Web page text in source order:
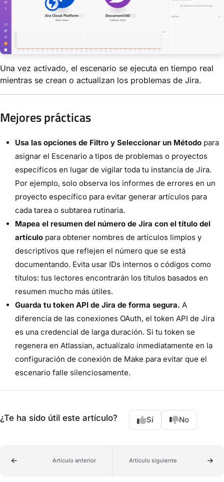
Una vez activado, el escenario se ejecuta en tiempo real
mientras se crean o actualizan los problemas de Jira.
Mejores prácticas
Usa las opciones de Filtro y Seleccionar un Método para
asignar el Escenario a tipos de problemas o proyectos
específicos en lugar de vigilar toda tu instancia de Jira.
Por ejemplo, solo observa los informes de errores en un
proyecto específico para evitar generar artículos para
cada tarea o subtarea rutinaria.
Mapea el resumen del número de Jira con el título del
artículo para obtener nombres de artículos limpios y
descriptivos que reflejen el número que se está
documentando. Evita usar IDs internos o códigos como
títulos: tus lectores encontrarán los títulos basados en
resumen mucho más útiles.
Guarda tu token API de Jira de forma segura. A
diferencia de las conexiones OAuth, el token API de Jira
es una credencial de larga duración. Si tu token se
regenera en Atlassian, actualízalo inmediatamente en la
configuración de conexión de Make para evitar que el
escenario falle silenciosamente.
¿Te ha sido útil este artículo? Sí No
Artículo anterior Artículo siguiente